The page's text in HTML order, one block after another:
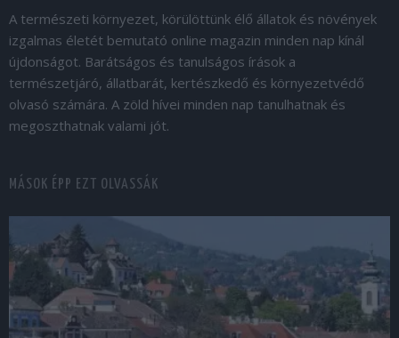
A természeti környezet, körülöttünk élő állatok és növények
izgalmas életét bemutató online magazin minden nap kínál
újdonságot. Barátságos és tanulságos írások a
természetjáró, állatbarát, kertészkedő és környezetvédő
olvasó számára. A zöld hívei minden nap tanulhatnak és
megoszthatnak valami jót.
MÁSOK ÉPP EZT OLVASSÁK